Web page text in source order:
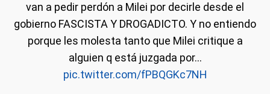
van a pedir perdón a Milei por decirle desde el
gobierno FASCISTA Y DROGADICTO. Y no entiendo
porque les molesta tanto que Milei critique a
alguien q está juzgada por…
pic.twitter.com/fPBQGKc7NH